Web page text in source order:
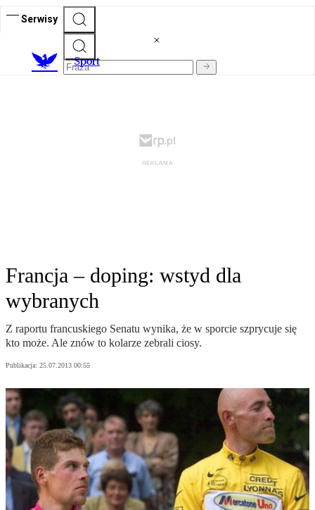
Serwisy
Sport
Francja – doping: wstyd dla
wybranych
Z raportu francuskiego Senatu wynika, że w sporcie szprycuje się
kto może. Ale znów to kolarze zebrali ciosy.
Publikacja: 25.07.2013 00:55